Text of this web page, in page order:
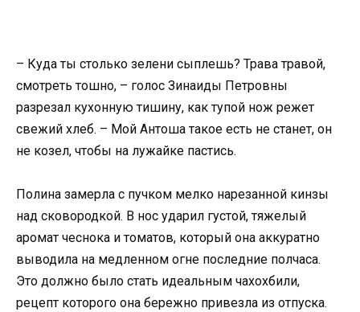
– Куда ты столько зелени сыплешь? Трава травой,
смотреть тошно, – голос Зинаиды Петровны
разрезал кухонную тишину, как тупой нож режет
свежий хлеб. – Мой Антоша такое есть не станет, он
не козел, чтобы на лужайке пастись.
Полина замерла с пучком мелко нарезанной кинзы
над сковородкой. В нос ударил густой, тяжелый
аромат чеснока и томатов, который она аккуратно
выводила на медленном огне последние полчаса.
Это должно было стать идеальным чахохбили,
рецепт которого она бережно привезла из отпуска.